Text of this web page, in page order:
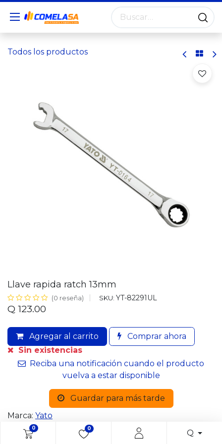
0 0 Q
Todos los productos
Llave rapida ratch 13mm
(0 reseña) SKU: YT-82291UL
Q 123.00
Agregar al carrito
Comprar ahora
Sin existencias
Reciba una notificación cuando el producto
vuelva a estar disponible
Guardar para más tarde
Marca: Yato